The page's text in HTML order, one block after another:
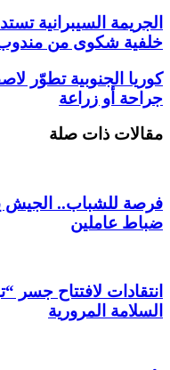
الجريمة السيبرانية
خلفية شكوى من مندوب
كوريا الجنوبية تطوّر
جراحة أو زراعة
مقالات ذات صلة
فرصة للشباب.. الجيش
ضباط عاملين
انتقادات لافتتاح
السلامة المرورية